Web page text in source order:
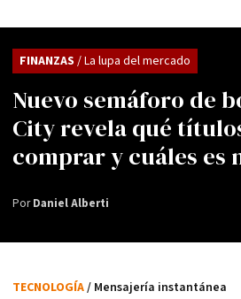
Nuevo semáforo de
City revela qué
comprar y cuáles es
FINANZAS / La lupa del mercado
PorDaniel Alberti
TECNOLOGÍA/ Mensajería instantánea